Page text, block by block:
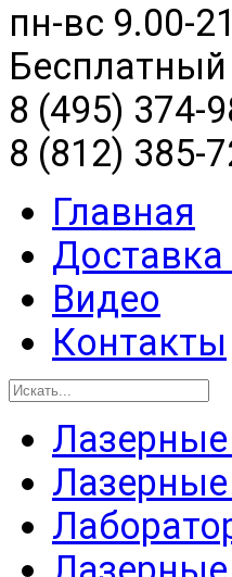
пн-вс 9.00-
8 (495) 374-
8 (812) 385-
Главная
Доставка
Видео
Контакты
Лазерные